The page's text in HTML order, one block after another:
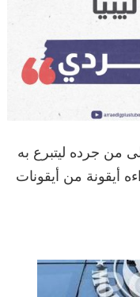
من جرده ليتبرع به
أيقونة من أيقونات